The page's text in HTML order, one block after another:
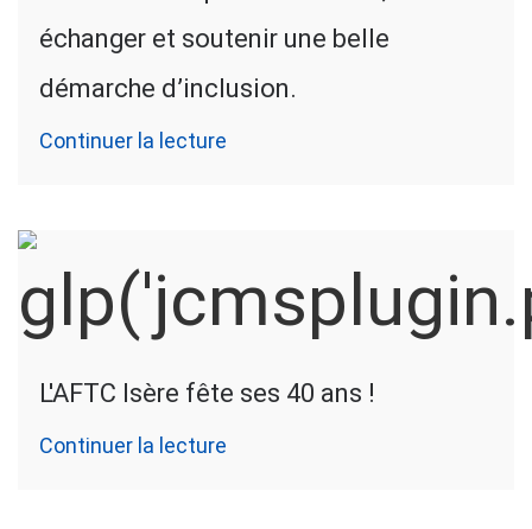
échanger et soutenir une belle
démarche d’inclusion.
Continuer la lecture
L'AFTC Isère fête ses 40 ans !
Continuer la lecture